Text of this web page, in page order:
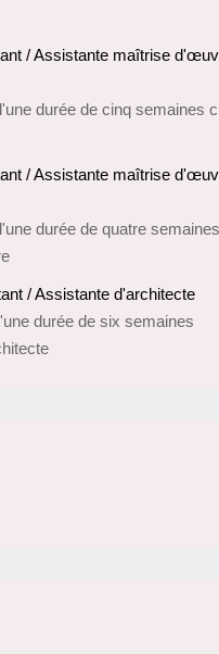
/ Assistante maîtrise
durée de cinq semaines
/ Assistante maîtrise
durée de quatre semaines
/ Assistante d'architecte
durée de six semaines